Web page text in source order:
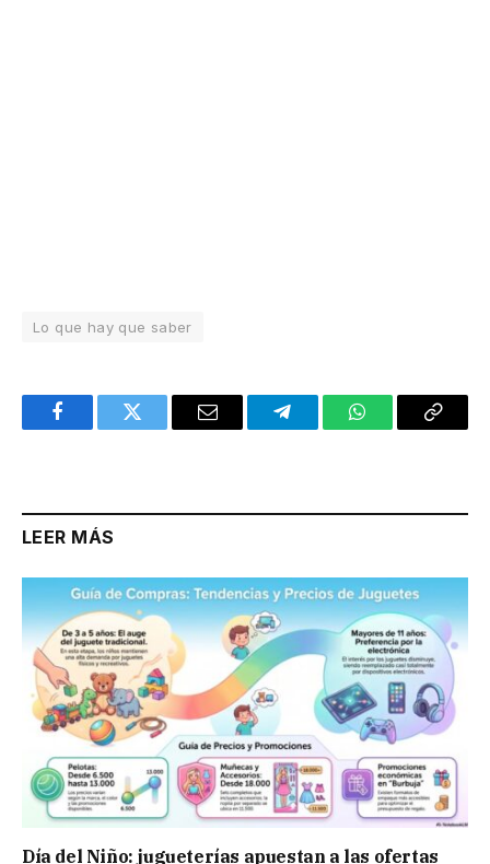
Lo que hay que saber
FacebookTwitter Email TelegramWhatsAppCopy
LEER MÁS
Día del Niño: jugueterías apuestan a las ofertas